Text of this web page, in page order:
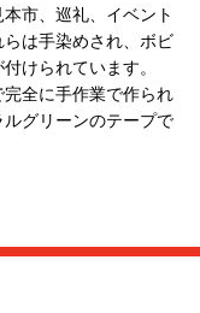
市、巡礼、イベント
は手染めされ、ボビ
けられています。
全に手作業で作られ
グリーンのテープで